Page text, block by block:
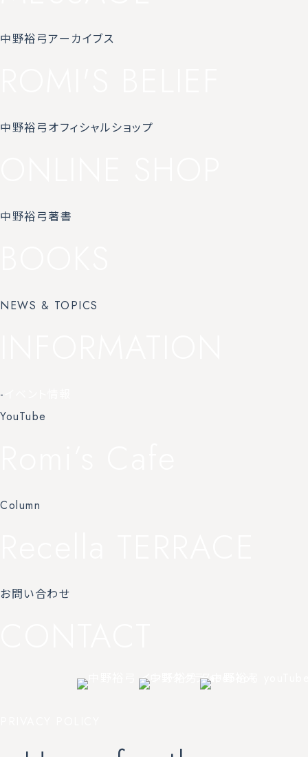
中野裕弓アーカイブス
中野裕弓オフィシャルショップ
中野裕弓著書
NEWS & TOPICS
-
YouTube
Column
お問い合わせ